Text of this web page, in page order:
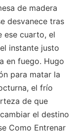
de madera
desvanece tras
ese cuarto, el
instante justo
en fuego. Hugo
para matar la
el frío
de que
el destino
Como Entrenar